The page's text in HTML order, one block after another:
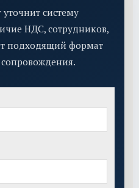
систему
НДС, сотрудников,
подходящий формат
сопровождения.